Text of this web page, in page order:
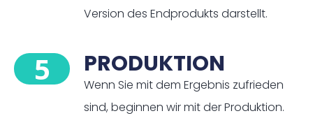
Version des Endprodukts darstellt.
5 PRODUKTION
Wenn Sie mit dem Ergebnis zufrieden
sind, beginnen wir mit der Produktion.